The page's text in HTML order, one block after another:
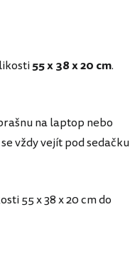
55 x 38 x 20 cm.
na laptop nebo
vždy vejít pod sedačku
55 x 38 x 20 cm do